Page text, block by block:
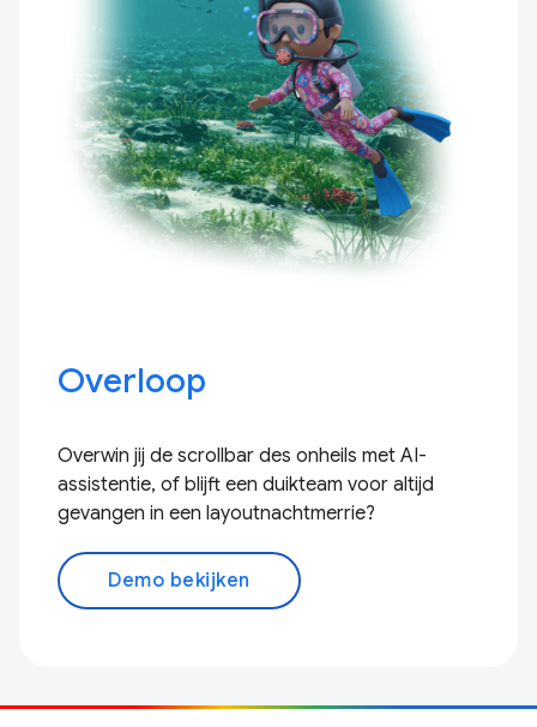
Overloop
Overwin jij de scrollbar des onheils met AI-
assistentie, of blijft een duikteam voor altijd
gevangen in een layoutnachtmerrie?
Demo bekijken